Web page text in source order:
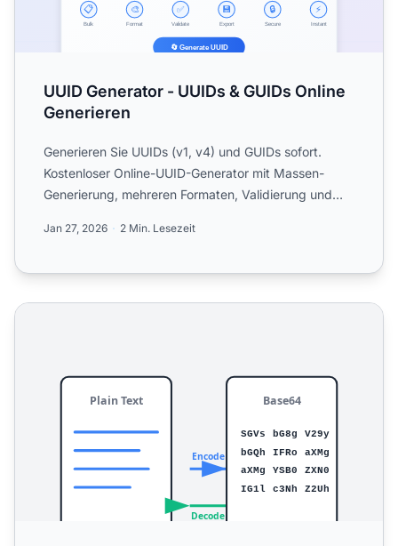
UUID Generator - UUIDs & GUIDs Online
Generieren
Generieren Sie UUIDs (v1, v4) und GUIDs sofort.
Kostenloser Online-UUID-Generator mit Massen-
Generierung, mehreren Formaten, Validierung und
Jan 27, 2026 2 Min. Lesezeit
Base64 Encoder Decoder - Online Kodieren & Dekodieren